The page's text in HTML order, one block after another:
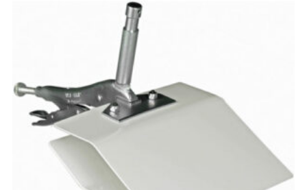
até fundos, sendo uma peça essencial para profissionais que
procuram criar um ambiente controlado em qualquer lugar. A
facilidade de instalação e a versatilidade são as principais
vantagens deste sistema. Quer seja utilizado num estúdio
doméstico, profissional ou em filmagens em exterior, pode ser
rapidamente ajustado e reposicionado. Em resumo, o
Manfrotto Autopole 2 Large é uma adição valiosa para o kit de
qualquer profissional de imagem.